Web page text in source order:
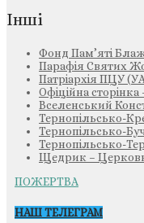
Інші
Фонд Пам’яті
Парафія Святих
Патріархія ПЦУ
Офіційна
Вселенський
Тернопільсько-
Тернопільсько-
Тернопільсько-
Щедрик –
ПОЖЕРТВА
НАШ ТЕЛЕГРАМ